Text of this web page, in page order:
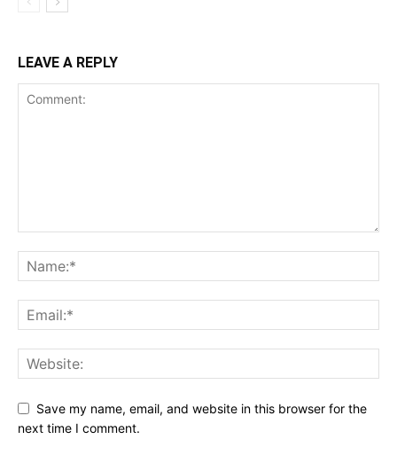
LEAVE A REPLY
Save my name, email, and website in this browser for the
next time I comment.